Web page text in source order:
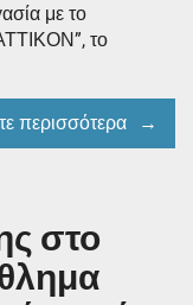
με το
το
περισσότερα
στο